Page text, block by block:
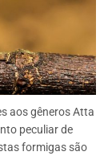
aos gêneros Atta
peculiar de
formigas são